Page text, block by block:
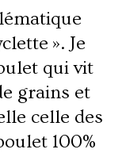
». Je
qui vit
grains et
celle des
100%